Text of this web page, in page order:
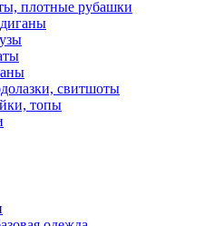
плотные рубашки
свитшоты
топы